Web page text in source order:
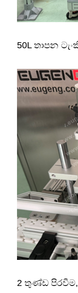
50L තාපන
2 තුණ්ඩ පිරවීම,